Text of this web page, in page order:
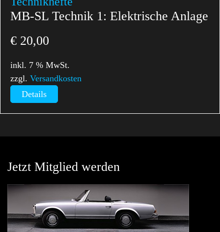
MB-SL Technik 1: Elektrische Anlage
€ 20,00
inkl. 7 % MwSt.
zzgl.Versandkosten
Details
Jetzt Mitglied werden